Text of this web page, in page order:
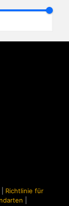
Richtlinie für